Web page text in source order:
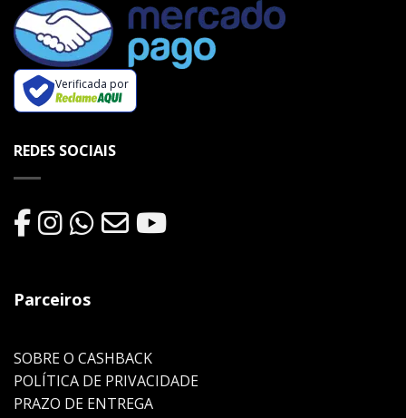
Verificada por
REDES SOCIAIS
Parceiros
SOBRE O CASHBACK
POLÍTICA DE PRIVACIDADE
PRAZO DE ENTREGA